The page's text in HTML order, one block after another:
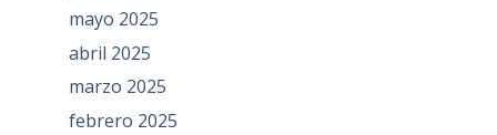
mayo 2025
abril 2025
marzo 2025
febrero 2025